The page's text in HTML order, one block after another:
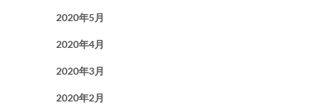
2020年5月
2020年4月
2020年3月
2020年2月